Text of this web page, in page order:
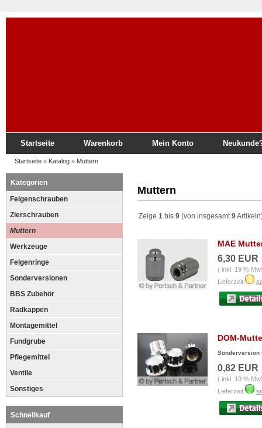
Startseite Warenkorb Mein Konto
Startseite » Katalog » Muttern
Kategorien
Felgenschrauben
Zierschrauben
Muttern
Werkzeuge
Felgenringe
Sonderversionen
BBS Zubehör
Radkappen
Montagemittel
Fundgrube
Pflegemittel
Ventile
Sonstiges
Schnellkauf
Muttern
Zeige 1 bis 9 (von insgesamt9
MAE
6,30 EUR
( inkl. 19 %
Lieferzeit:
DOM-
Sonderversion
0,82 EUR
( inkl. 19 %
Lieferzeit: